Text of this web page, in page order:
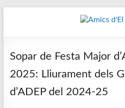
d'El
Prat
nascuda amb
la finalitat de
de la unió de
Sopar de Festa Major
2025: Lliurament dels
d’ADEP del 2024-25